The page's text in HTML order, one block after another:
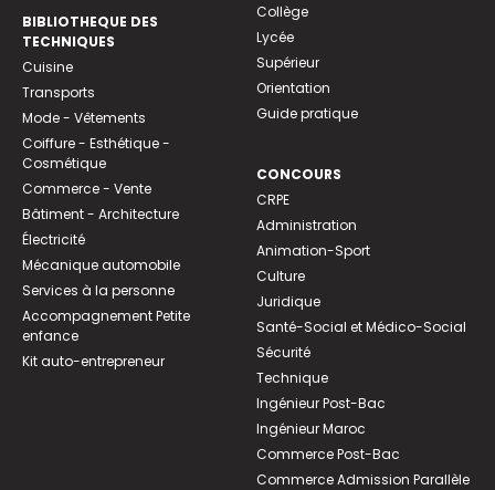
BIBLIOTHEQUE DES
TECHNIQUES
Cuisine
Transports
Mode - Vêtements
Coiffure - Esthétique -
Cosmétique
Commerce - Vente
Bâtiment - Architecture
Électricité
Mécanique automobile
Services à la personne
Accompagnement Petite
enfance
Kit auto-entrepreneur
Collège
Lycée
Supérieur
Orientation
Guide pratique
CONCOURS
CRPE
Administration
Animation-Sport
Culture
Juridique
Santé-Social et Médico-Social
Sécurité
Technique
Ingénieur Post-Bac
Ingénieur Maroc
Commerce Post-Bac
Commerce Admission Parallèle